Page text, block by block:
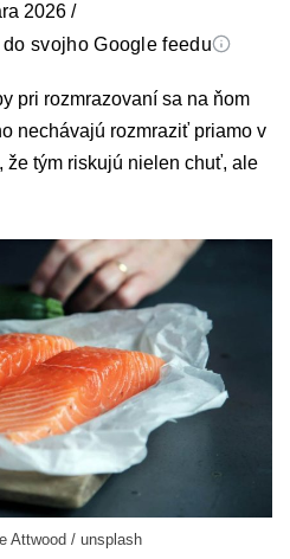
2026 /
svojho Google feedu
pri rozmrazovaní sa na ňom
nechávajú rozmraziť priamo v
že tým riskujú nielen chuť, ale
Attwood / unsplash